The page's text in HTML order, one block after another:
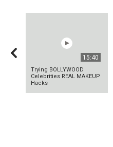
15:40
Trying BOLLYWOOD
Celebrities REAL MAKEUP
Hacks